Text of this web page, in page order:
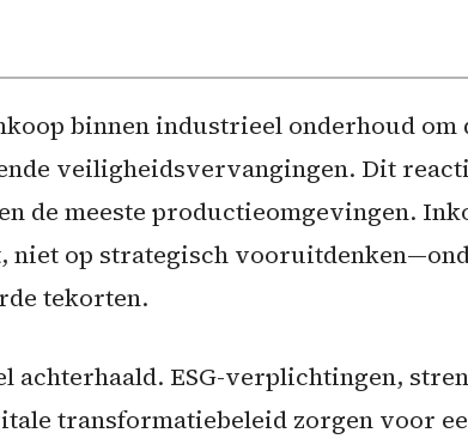
binnen industrieel onderhoud
veiligheidsvervangingen. Dit
de meeste productieomgevingen.
niet op strategisch
tekorten.
achterhaald. ESG-verplichtingen,
transformatiebeleid zorgen voor